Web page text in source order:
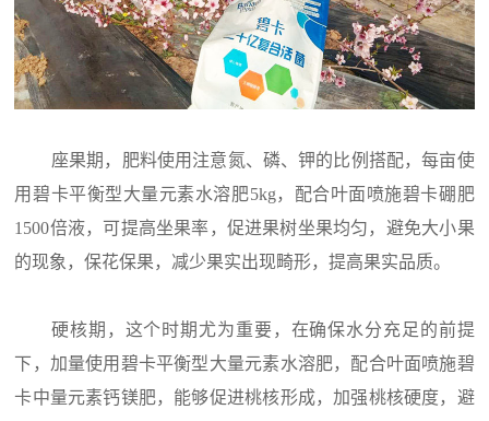
座果期，肥料使用注意氮、磷、钾的比例搭配，每亩使
用碧卡平衡型大量元素水溶肥5kg，配合叶面喷施碧卡硼肥
1500倍液，可提高坐果率，促进果树坐果均匀，避免大小果
的现象，保花保果，减少果实出现畸形，提高果实品质。
硬核期，这个时期尤为重要，在确保水分充足的前提
下，加量使用碧卡平衡型大量元素水溶肥，配合叶面喷施碧
卡中量元素钙镁肥，能够促进桃核形成，加强桃核硬度，避